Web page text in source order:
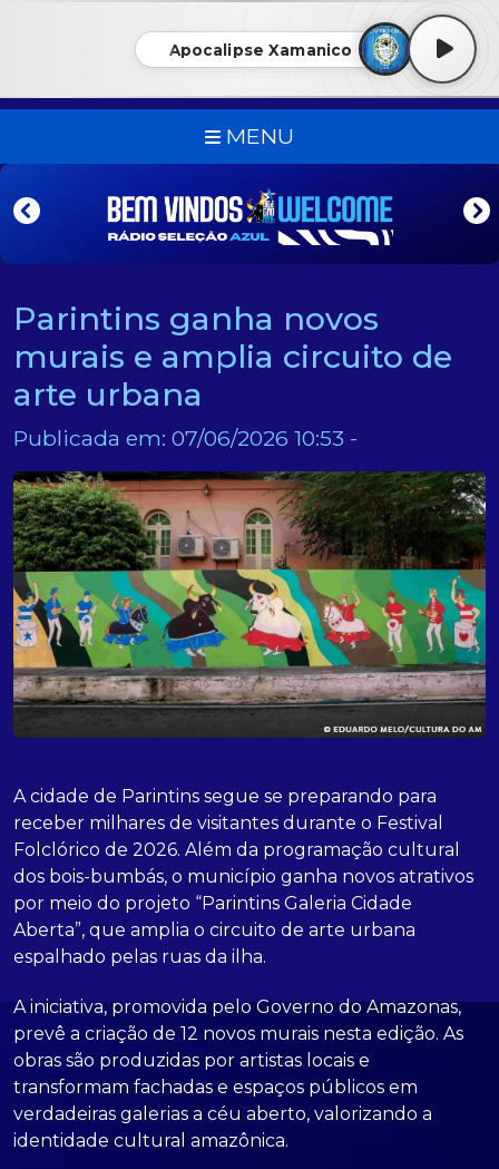
Apocalipse Xamanico
MENU
Parintins ganha novos
murais e amplia circuito de
arte urbana
Publicada em: 07/06/2026 10:53 -
A cidade de Parintins segue se preparando para
receber milhares de visitantes durante o Festival
Folclórico de 2026. Além da programação cultural
dos bois-bumbás, o município ganha novos atrativos
por meio do projeto “Parintins Galeria Cidade
Aberta”, que amplia o circuito de arte urbana
espalhado pelas ruas da ilha.
A iniciativa, promovida pelo Governo do Amazonas,
prevê a criação de 12 novos murais nesta edição. As
obras são produzidas por artistas locais e
transformam fachadas e espaços públicos em
verdadeiras galerias a céu aberto, valorizando a
identidade cultural amazônica.